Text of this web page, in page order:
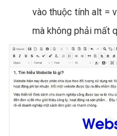
vào thuộc tính alt =
mà không phải mất